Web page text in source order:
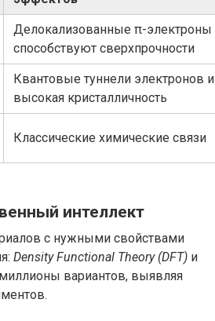
Делокализованные π-электроны
способствуют сверхпрочности
Квантовые туннели электронов и
высокая кристалличность
Классические химические связи
интеллект
с нужными свойствами
Density Functional Theory (DFT) и
вариантов, выявляя